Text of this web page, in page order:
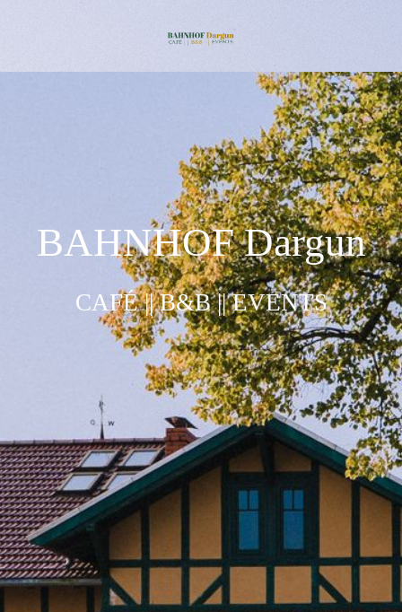
BAHNHOF Dargun
CAFÉ || B&B || EVENTS